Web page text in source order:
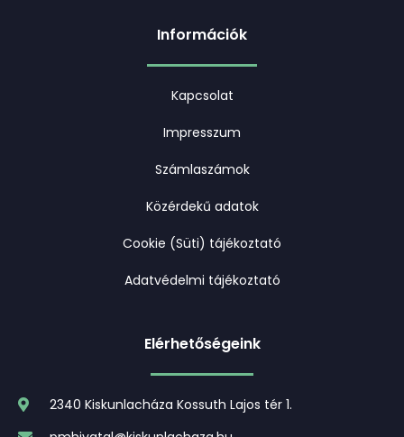
Információk
Kapcsolat
Impresszum
Számlaszámok
Közérdekű adatok
Cookie (Süti) tájékoztató
Adatvédelmi tájékoztató
Elérhetőségeink
2340 Kiskunlacháza Kossuth Lajos tér 1.